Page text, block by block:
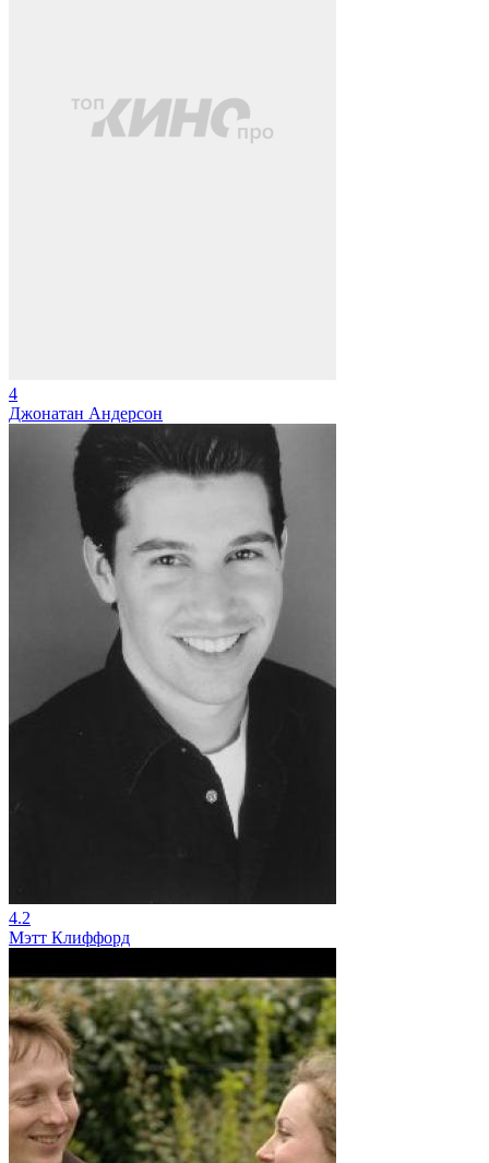
4
Джонатан Андерсон
4.2
Мэтт Клиффорд